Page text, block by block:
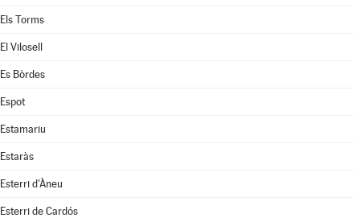
Els Torms
El Vilosell
Es Bòrdes
Espot
Estamariu
Estaràs
Esterri d'Àneu
Esterri de Cardós